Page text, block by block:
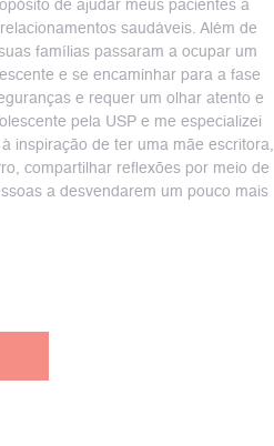
de ajudar meus pacientes a
saudáveis. Além de
famílias passaram a ocupar um
e se encaminhar para a fase
e requer um olhar atento e
pela USP e me especializei
inspiração de ter uma mãe escritora,
compartilhar reflexões por meio de
a desvendarem um pouco mais